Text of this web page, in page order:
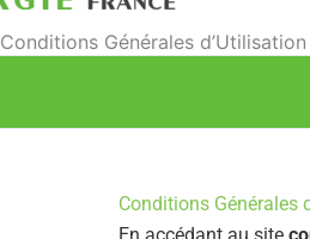
Conditions Générales d’Utilisation
Conditions Générales